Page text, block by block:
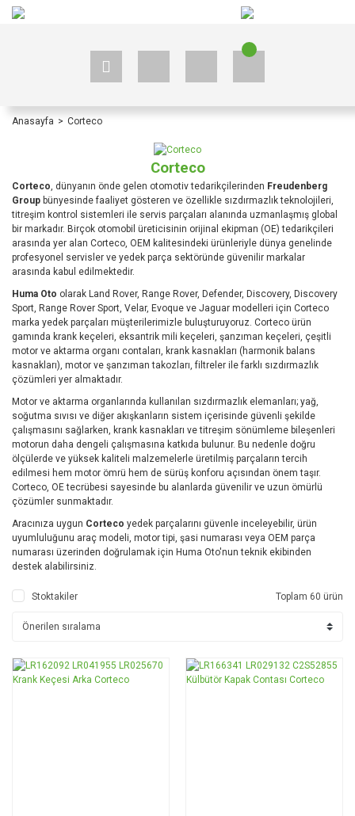
Anasayfa Corteco
Corteco
Corteco, dünyanın önde gelen otomotiv tedarikçilerinden Freudenberg
Group bünyesinde faaliyet gösteren ve özellikle sızdırmazlık teknolojileri,
titreşim kontrol sistemleri ile servis parçaları alanında uzmanlaşmış global
bir markadır. Birçok otomobil üreticisinin orijinal ekipman (OE) tedarikçileri
arasında yer alan Corteco, OEM kalitesindeki ürünleriyle dünya genelinde
profesyonel servisler ve yedek parça sektöründe güvenilir markalar
arasında kabul edilmektedir.
Huma Oto olarak Land Rover, Range Rover, Defender, Discovery, Discovery
Sport, Range Rover Sport, Velar, Evoque ve Jaguar modelleri için Corteco
marka yedek parçaları müşterilerimizle buluşturuyoruz. Corteco ürün
gamında krank keçeleri, eksantrik mili keçeleri, şanzıman keçeleri, çeşitli
motor ve aktarma organı contaları, krank kasnakları (harmonik balans
kasnakları), motor ve şanzıman takozları, filtreler ile farklı sızdırmazlık
çözümleri yer almaktadır.
Motor ve aktarma organlarında kullanılan sızdırmazlık elemanları; yağ,
soğutma sıvısı ve diğer akışkanların sistem içerisinde güvenli şekilde
çalışmasını sağlarken, krank kasnakları ve titreşim sönümleme bileşenleri
motorun daha dengeli çalışmasına katkıda bulunur. Bu nedenle doğru
ölçülerde ve yüksek kaliteli malzemelerle üretilmiş parçaların tercih
edilmesi hem motor ömrü hem de sürüş konforu açısından önem taşır.
Corteco, OE tecrübesi sayesinde bu alanlarda güvenilir ve uzun ömürlü
çözümler sunmaktadır.
Aracınıza uygun Corteco yedek parçalarını güvenle inceleyebilir, ürün
uyumluluğunu araç modeli, motor tipi, şasi numarası veya OEM parça
numarası üzerinden doğrulamak için Huma Oto'nun teknik ekibinden
destek alabilirsiniz.
Stoktakiler Toplam 60 ürün